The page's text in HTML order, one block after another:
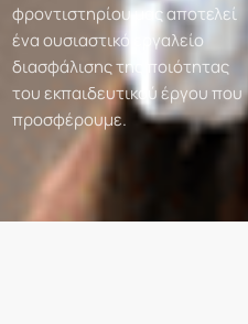
φροντιστηρίου μας αποτελεί
ένα ουσιαστικό εργαλείο
διασφάλισης της ποιότητας
του εκπαιδευτικού έργου που
προσφέρουμε.